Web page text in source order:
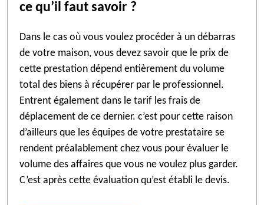
ce qu’il faut savoir ?
Dans le cas où vous voulez procéder à un débarras
de votre maison, vous devez savoir que le prix de
cette prestation dépend entièrement du volume
total des biens à récupérer par le professionnel.
Entrent également dans le tarif les frais de
déplacement de ce dernier. c’est pour cette raison
d’ailleurs que les équipes de votre prestataire se
rendent préalablement chez vous pour évaluer le
volume des affaires que vous ne voulez plus garder.
C’est après cette évaluation qu’est établi le devis.